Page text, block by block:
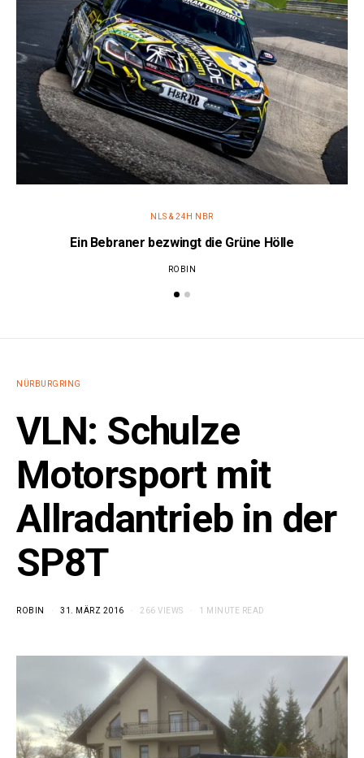
NLS & 24H NBR
Ein Bebraner bezwingt die Grüne Hölle
ROBIN
NÜRBURGRING
VLN: Schulze
Motorsport mit
Allradantrieb in der
SP8T
ROBIN 31. MÄRZ 2016 266 VIEWS 1 MINUTE READ